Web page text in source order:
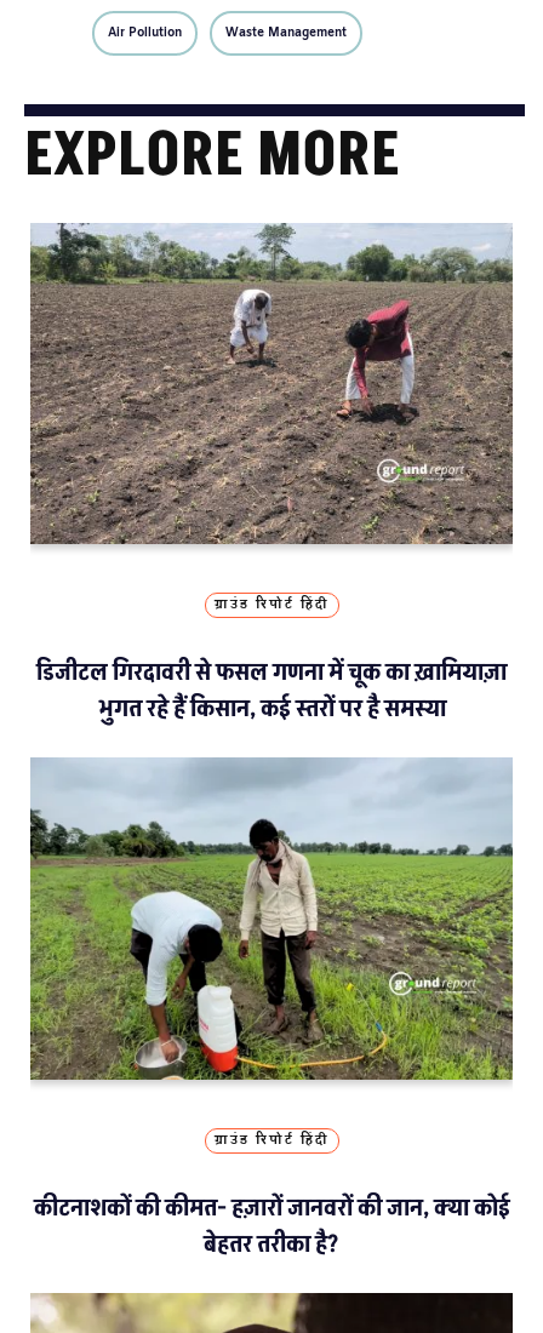
Air Pollution Waste Management
EXPLORE MORE
ग्राउंड रिपोर्ट हिंदी
डिजीटल गिरदावरी से फसल गणना में चूक का ख़ामियाज़ा
भुगत रहे हैं किसान, कई स्तरों पर है समस्या
ग्राउंड रिपोर्ट हिंदी
कीटनाशकों की कीमत- हज़ारों जानवरों की जान, क्या कोई
बेहतर तरीका है?